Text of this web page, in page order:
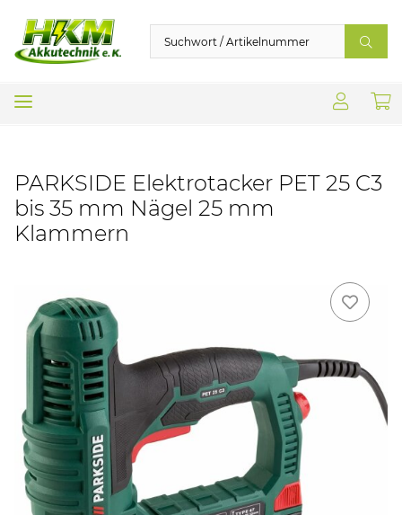
PARKSIDE Elektrotacker PET 25 C3
bis 35 mm Nägel 25 mm
Klammern